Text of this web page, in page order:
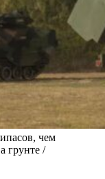
чем
грунте /